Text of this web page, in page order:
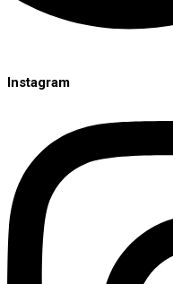
Instagram